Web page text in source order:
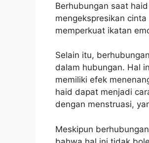
Berhubungan saat
mengekspresikan
memperkuat ikatan
Selain itu,
dalam hubungan. Hal
memiliki efek
haid dapat menjadi
dengan menstruasi,
Meskipun